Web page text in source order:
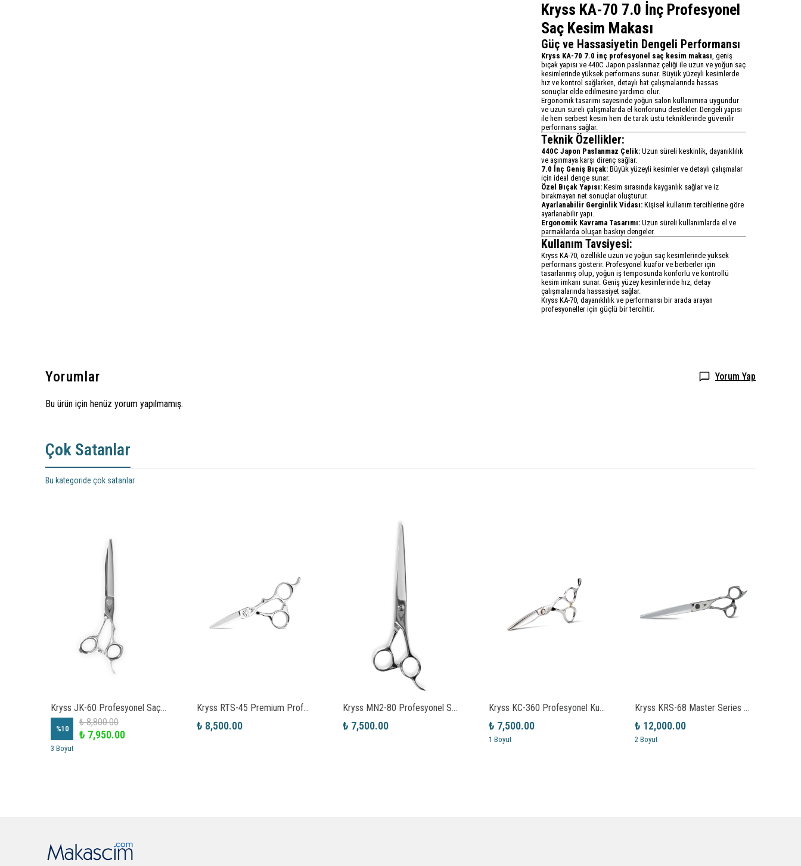
Kryss KA-70 7.0 İnç Profesyonel
Saç Kesim Makası
Güç ve Hassasiyetin Dengeli Performansı
Kryss KA-70 7.0 inç profesyonel saç kesim makası, geniş
bıçak yapısı ve 440C Japon paslanmaz çeliği ile uzun ve yoğun saç
kesimlerinde yüksek performans sunar. Büyük yüzeyli kesimlerde
hız ve kontrol sağlarken, detaylı hat çalışmalarında hassas
sonuçlar elde edilmesine yardımcı olur.
Ergonomik tasarımı sayesinde yoğun salon kullanımına uygundur
ve uzun süreli çalışmalarda el konforunu destekler. Dengeli yapısı
ile hem serbest kesim hem de tarak üstü tekniklerinde güvenilir
performans sağlar.
Teknik Özellikler:
440C Japon Paslanmaz Çelik: Uzun süreli keskinlik, dayanıklılık
ve aşınmaya karşı direnç sağlar.
7.0 İnç Geniş Bıçak: Büyük yüzeyli kesimler ve detaylı çalışmalar
için ideal denge sunar.
Özel Bıçak Yapısı: Kesim sırasında kayganlık sağlar ve iz
bırakmayan net sonuçlar oluşturur.
Ayarlanabilir Gerginlik Vidası: Kişisel kullanım tercihlerine göre
ayarlanabilir yapı.
Ergonomik Kavrama Tasarımı: Uzun süreli kullanımlarda el ve
parmaklarda oluşan baskıyı dengeler.
Kullanım Tavsiyesi:
Kryss KA-70, özellikle uzun ve yoğun saç kesimlerinde yüksek
performans gösterir. Profesyonel kuaför ve berberler için
tasarlanmış olup, yoğun iş temposunda konforlu ve kontrollü
kesim imkanı sunar. Geniş yüzey kesimlerinde hız, detay
çalışmalarında hassasiyet sağlar.
Kryss KA-70, dayanıklılık ve performansı bir arada arayan
profesyoneller için güçlü bir tercihtir.
Yorumlar Yorum Yap
Bu ürün için henüz yorum yapılmamış.
Çok Satanlar
Bu kategoride çok satanlar
Kryss JK-60 Profesyonel Saç Kesim Makası
%10
₺ 8,800.00
₺ 7,950.00
3 Boyut
Kryss RTS-45 Premium Profesyonel Saç Kesim Makası
₺ 8,500.00
Kryss MN2-80 Profesyonel Saç Kesim Makası 8.0”
₺ 7,500.00
Kryss KC-360 Profesyonel Kuaför Makası
₺ 7,500.00
1 Boyut
Kryss KRS-68 Master Series Saç Kesim Makası
₺ 12,000.00
2 Boyut